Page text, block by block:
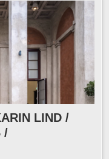
LIND /
/